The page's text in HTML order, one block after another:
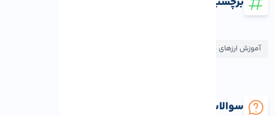
آموزش ارزهای دیجیتال
سوالات متداول صرافی معتبر ارز دیجیتال